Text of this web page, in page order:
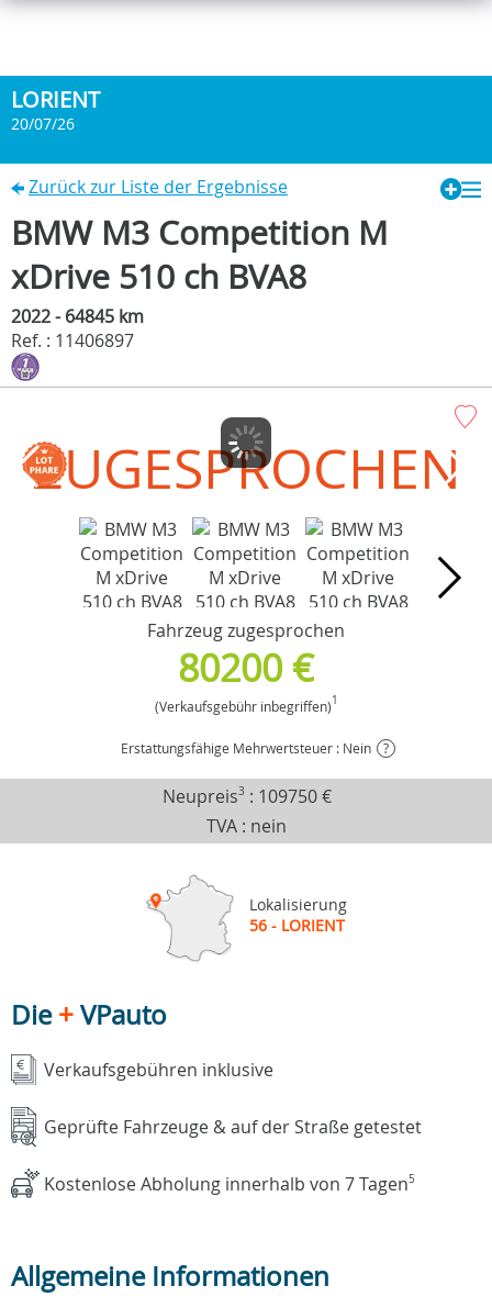
LORIENT
20/07/26
Zurück zur Liste der Ergebnisse
BMW M3 Competition M
xDrive 510 ch BVA8
2022 - 64845 km
Ref. : 11406897
ZUGESPROCHEN
Fahrzeug zugesprochen
80200 €
(Verkaufsgebühr inbegriffen)1
Erstattungsfähige Mehrwertsteuer : Nein ?
Neupreis3 : 109750 €
TVA : nein
Lokalisierung
56 - LORIENT
Die+VPauto
Verkaufsgebühren inklusive
Geprüfte Fahrzeuge & auf der Straße getestet
Kostenlose Abholung innerhalb von 7 Tagen5
Allgemeine Informationen